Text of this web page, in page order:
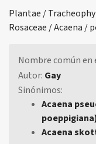
Plantae /
Rosaceae / Acaena /
Nombre común en
Autor: Gay
Sinónimos:
Acaena
Acaena